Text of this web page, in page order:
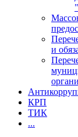
и
КРП
ТИК
...